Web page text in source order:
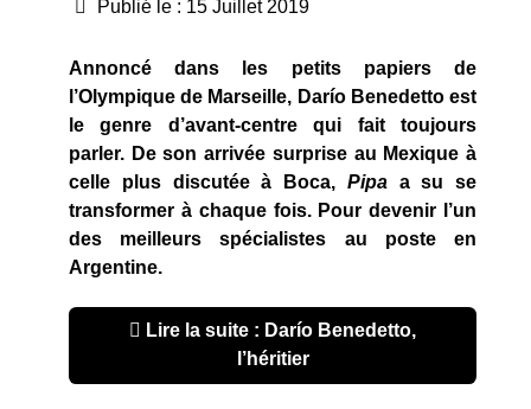
Publié le : 15 Juillet 2019
Annoncé dans les petits papiers de
l’Olympique de Marseille, Darío Benedetto est
le genre d’avant-centre qui fait toujours
parler. De son arrivée surprise au Mexique à
celle plus discutée à Boca, Pipaa su se
transformer à chaque fois. Pour devenir l’un
des meilleurs spécialistes au poste en
Argentine.
Lire la suite : Darío Benedetto,
l’héritier